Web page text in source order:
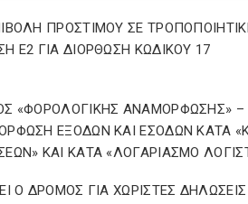
ΠΡΟΣΤΙΜΟΥ ΣΕ
Ε2 ΓΙΑ ΔΙΟΡΘΩΣΗ ΚΩΔΙΚΟΥ 17
«ΦΟΡΟΛΟΓΙΚΗΣ ΑΝΑΜΟΡΦΩΣΗΣ» –
ΕΞΟΔΩΝ ΚΑΙ ΕΣΟΔΩΝ ΚΑΤΑ
ΚΑΙ ΚΑΤΑ «ΛΟΓΑΡΙΑΣΜΟ
Ο ΔΡΟΜΟΣ ΓΙΑ ΧΩΡΙΣΤΕΣ